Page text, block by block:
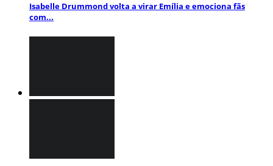
Isabelle Drummond volta a virar Emília e emociona fãs
com...